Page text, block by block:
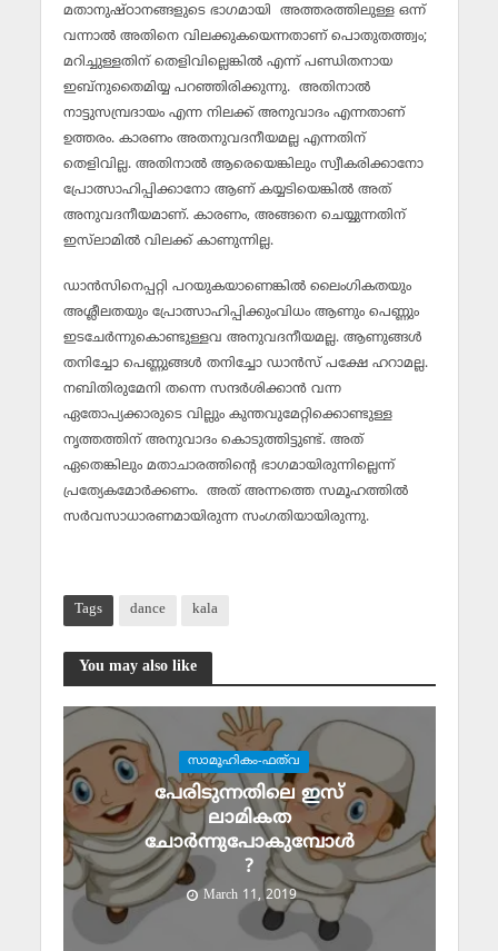
മതാനുഷ്ഠാനങ്ങളുടെ ഭാഗമായി അത്തരത്തിലുള്ള ഒന്ന്
വന്നാല്‍ അതിനെ വിലക്കുകയെന്നതാണ് പൊതുതത്ത്വം;
മറിച്ചുള്ളതിന് തെളിവില്ലെങ്കില്‍ എന്ന് പണ്ഡിതനായ
ഇബ്‌നുതൈമിയ്യ പറഞ്ഞിരിക്കുന്നു. അതിനാല്‍
നാട്ടുസമ്പ്രദായം എന്ന നിലക്ക് അനുവാദം എന്നതാണ്
ഉത്തരം. കാരണം അതനുവദനീയമല്ല എന്നതിന്
തെളിവില്ല. അതിനാല്‍ ആരെയെങ്കിലും സ്വീകരിക്കാനോ
പ്രോത്സാഹിപ്പിക്കാനോ ആണ് കയ്യടിയെങ്കില്‍ അത്
അനുവദനീയമാണ്. കാരണം, അങ്ങനെ ചെയ്യുന്നതിന്
ഇസ്‌ലാമില്‍ വിലക്ക് കാണുന്നില്ല.
ഡാന്‍സിനെപ്പറ്റി പറയുകയാണെങ്കില്‍ ലൈംഗികതയും
അശ്ലീലതയും പ്രോത്സാഹിപ്പിക്കുംവിധം ആണും പെണ്ണും
ഇടചേര്‍ന്നുകൊണ്ടുള്ളവ അനുവദനീയമല്ല. ആണുങ്ങള്‍
തനിച്ചോ പെണ്ണുങ്ങള്‍ തനിച്ചോ ഡാന്‍സ് പക്ഷേ ഹറാമല്ല.
നബിതിരുമേനി തന്നെ സന്ദര്‍ശിക്കാന്‍ വന്ന
ഏതോപ്യക്കാരുടെ വില്ലും കുന്തവുമേറ്റിക്കൊണ്ടുള്ള
നൃത്തത്തിന് അനുവാദം കൊടുത്തിട്ടുണ്ട്. അത്
ഏതെങ്കിലും മതാചാരത്തിന്റെ ഭാഗമായിരുന്നില്ലെന്ന്
പ്രത്യേകമോര്‍ക്കണം. അത് അന്നത്തെ സമൂഹത്തില്‍
സര്‍വസാധാരണമായിരുന്ന സംഗതിയായിരുന്നു.
Tags dance kala
You may also like
സാമൂഹികം-ഫത്‌വ
പേരിടുന്നതിലെ ഇസ്
ലാമികത
ചോര്‍ന്നുപോകുമ്പോള്‍
?
March 11, 2019